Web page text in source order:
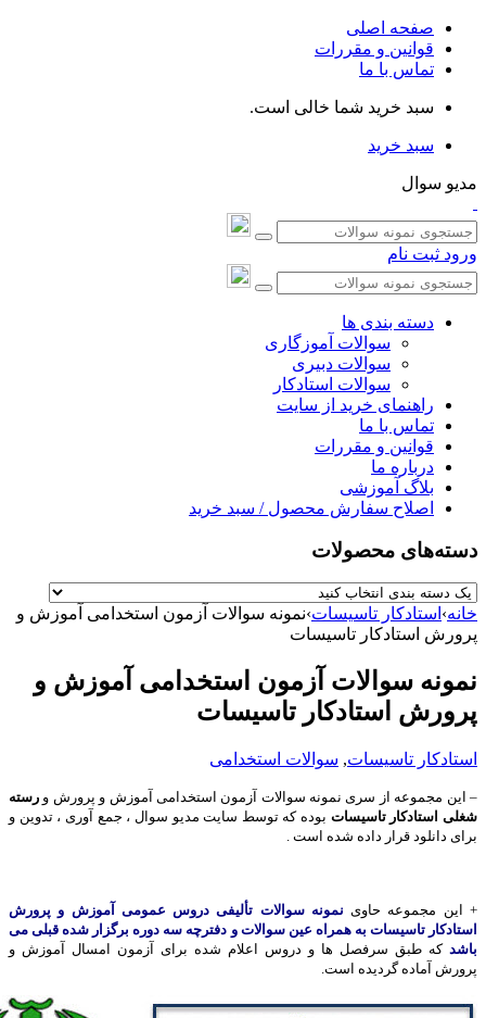
صفحه اصلی
قوانین و مقررات
تماس با ما
سبد خرید شما خالی است.
سبد خرید
مدیو سوال
ورود ثبت نام
دسته بندی ها
سوالات آموزگاری
سوالات دبیری
سوالات استادکار
راهنمای خرید از سایت
تماس با ما
قوانین و مقررات
درباره ما
بلاگ آموزشی
اصلاح سفارش محصول / سبد خرید
دسته‌های محصولات
خانه› استادکار تاسیسات›نمونه سوالات آزمون استخدامی آموزش و
پرورش استادکار تاسیسات
نمونه سوالات آزمون استخدامی آموزش و
پرورش استادکار تاسیسات
استادکار تاسیسات, سوالات استخدامی
– این مجموعه از سری نمونه سوالات آزمون استخدامی آموزش و پرورش و رسته
شغلی استادکار تاسیسات بوده که توسط سایت مدیو سوال ، جمع آوری ، تدوین و
برای دانلود قرار داده شده است .
+ این مجموعه حاوی نمونه سوالات تألیفی دروس عمومی آموزش و پرورش
استادکار تاسیسات به همراه عین سوالات و دفترچه سه دوره برگزار شده قبلی می
باشد که طبق سرفصل ها و دروس اعلام شده برای آزمون امسال آموزش و
پرورش آماده گردیده است.